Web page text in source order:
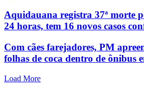
Aquidauana registra 37ª morte
24 horas, tem 16 novos casos
Com cães farejadores, PM
folhas de coca dentro de ônibus
Load More